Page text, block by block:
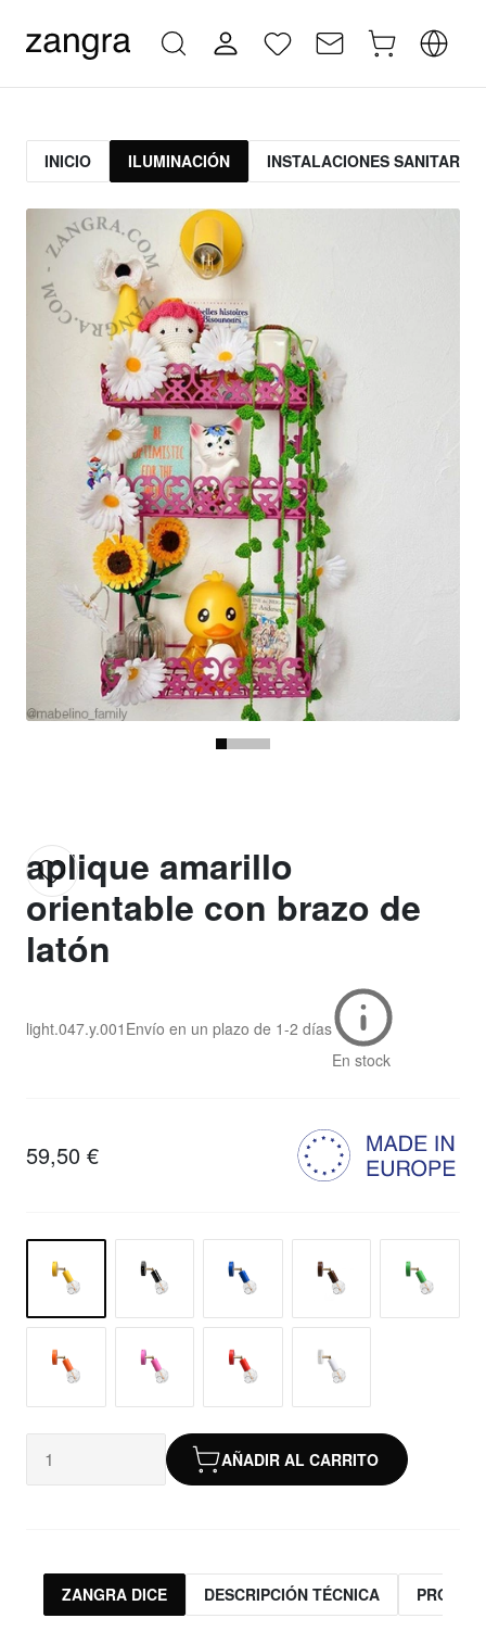
INICIO ILUMINACIÓN INSTALACIONES SANITARIAS
aplique amarillo
orientable con brazo de
latón
light.047.y.001 Envío en un plazo de 1-2 días
En stock
59,50 €
AÑADIR AL CARRITO
ZANGRA DICE DESCRIPCIÓN TÉCNICA